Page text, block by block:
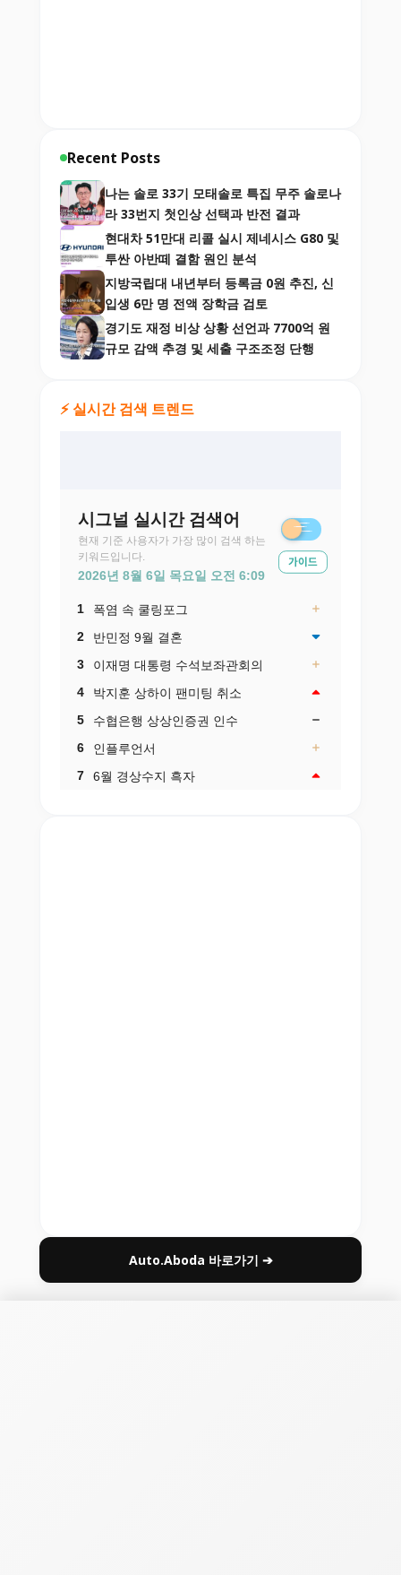
Recent Posts
나는 솔로 33기 모태솔로 특집 무주 솔로나
라 33번지 첫인상 선택과 반전 결과
현대차 51만대 리콜 실시 제네시스 G80 및
투싼 아반떼 결함 원인 분석
지방국립대 내년부터 등록금 0원 추진, 신
입생 6만 명 전액 장학금 검토
경기도 재정 비상 상황 선언과 7700억 원
규모 감액 추경 및 세출 구조조정 단행
⚡ 실시간 검색 트렌드
Auto.Aboda 바로가기 ➔